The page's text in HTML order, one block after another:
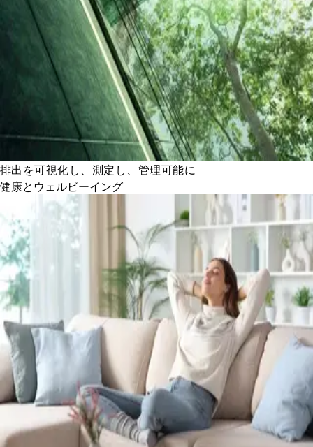
排出を可視化し、測定し、管理可能に
健康とウェルビーイング